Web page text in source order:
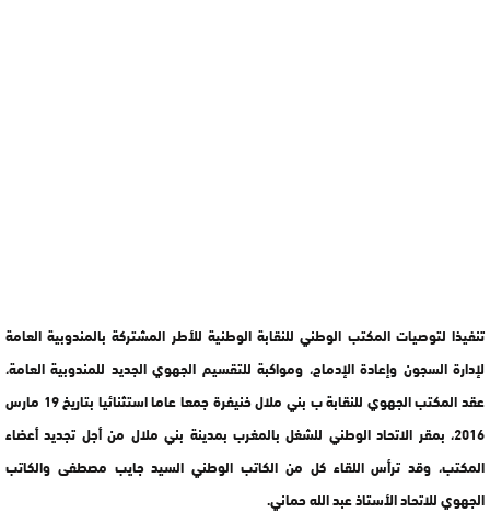
تنفيذا لتوصيات المكتب الوطني للنقابة الوطنية للأطر المشتركة بالمندوبية العامة
لإدارة السجون وإعادة الإدماج، ومواكبة للتقسيم الجهوي الجديد للمندوبية العامة،
عقد المكتب الجهوي للنقابة ب بني ملال خنيفرة جمعا عاما استثنائيا بتاريخ 19 مارس
2016، بمقر الاتحاد الوطني للشغل بالمغرب بمدينة بني ملال من أجل تجديد أعضاء
المكتب، وقد ترأس اللقاء كل من الكاتب الوطني السيد جايب مصطفى والكاتب
الجهوي للاتحاد الأستاذ عبد الله حماني.